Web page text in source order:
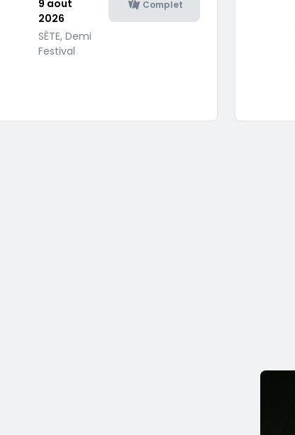
9 aout
2026
SÈTE, Demi
Festival
Complet